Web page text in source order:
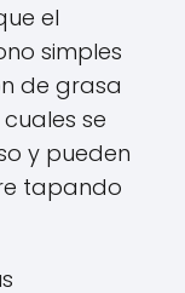
el
simples
de grasa
se
y pueden
tapando